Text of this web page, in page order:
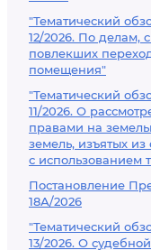
"Тематический
12/2026. По делам,
повлекших
помещения"
"Тематический
11/2026. О
правами на
земель, изъятых
с использованием
Постановление
18А/2026
"Тематический
13/2026. О